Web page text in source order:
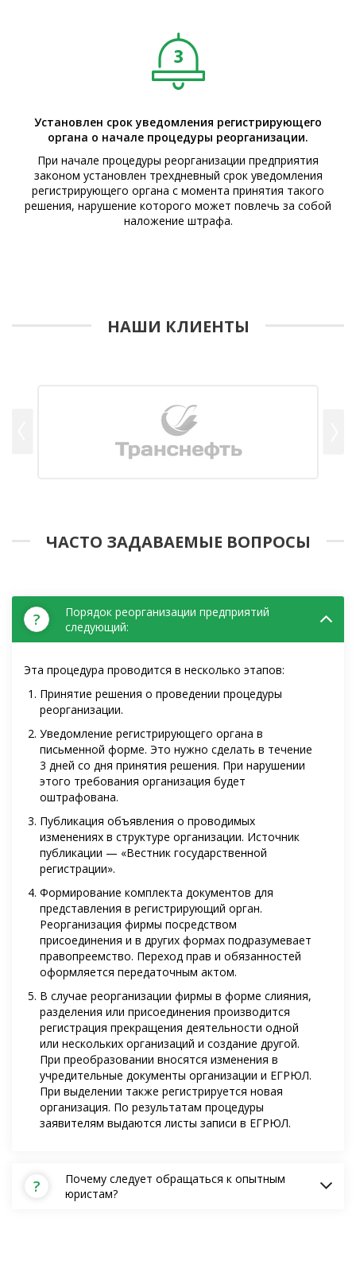
Установлен срок уведомления регистрирующего
органа о начале процедуры реорганизации.
При начале процедуры реорганизации предприятия
законом установлен трехдневный срок уведомления
регистрирующего органа с момента принятия такого
решения, нарушение которого может повлечь за собой
наложение штрафа.
НАШИ КЛИЕНТЫ
ЧАСТО ЗАДАВАЕМЫЕ ВОПРОСЫ
?
Порядок реорганизации предприятий
следующий:
Эта процедура проводится в несколько этапов:
Принятие решения о проведении процедуры
реорганизации.
Уведомление регистрирующего органа в
письменной форме. Это нужно сделать в течение
3 дней со дня принятия решения. При нарушении
этого требования организация будет
оштрафована.
Публикация объявления о проводимых
изменениях в структуре организации. Источник
публикации — «Вестник государственной
регистрации».
Формирование комплекта документов для
представления в регистрирующий орган.
Реорганизация фирмы посредством
присоединения и в других формах подразумевает
правопреемство. Переход прав и обязанностей
оформляется передаточным актом.
В случае реорганизации фирмы в форме слияния,
разделения или присоединения производится
регистрация прекращения деятельности одной
или нескольких организаций и создание другой.
При преобразовании вносятся изменения в
учредительные документы организации и ЕГРЮЛ.
При выделении также регистрируется новая
организация. По результатам процедуры
заявителям выдаются листы записи в ЕГРЮЛ.
?
Почему следует обращаться к опытным
юристам?